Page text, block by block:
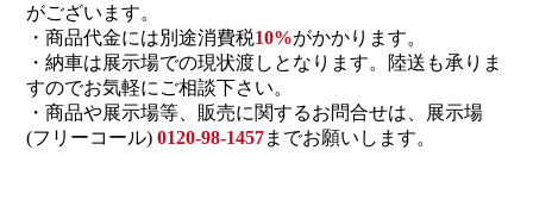
がございます。
・商品代金には別途消費税10%がかかります。
・納車は展示場での現状渡しとなります。陸送も承りま
すのでお気軽にご相談下さい。
・商品や展示場等、販売に関するお問合せは、展示場
(フリーコール) 0120-98-1457までお願いします。